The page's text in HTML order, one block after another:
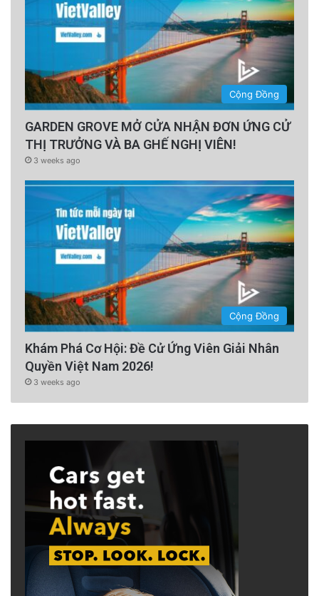
Cộng Đồng
GARDEN GROVE MỞ CỬA NHẬN ĐƠN ỨNG CỬ
THỊ TRƯỞNG VÀ BA GHẾ NGHỊ VIÊN!
3 weeks ago
Cộng Đồng
Khám Phá Cơ Hội: Đề Cử Ứng Viên Giải Nhân
Quyền Việt Nam 2026!
3 weeks ago